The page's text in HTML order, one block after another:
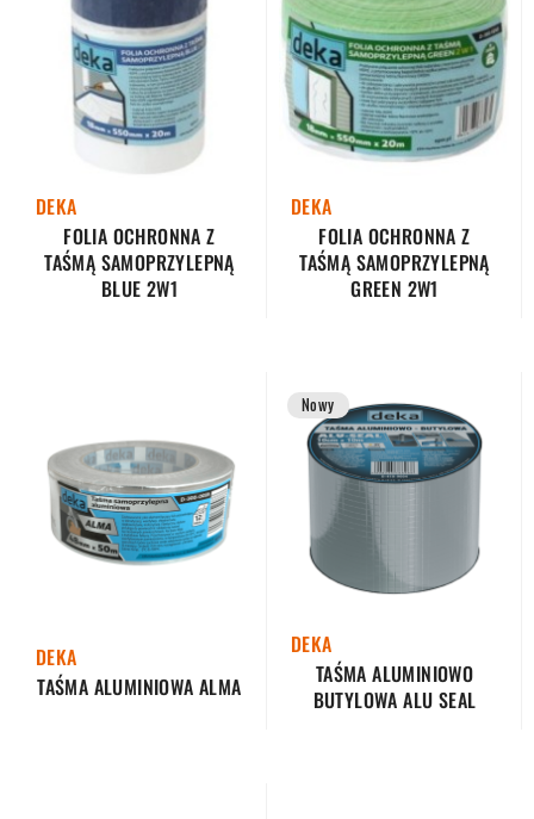
DEKA
FOLIA OCHRONNA Z
TAŚMĄ SAMOPRZYLEPNĄ
BLUE 2W1
DEKA
FOLIA OCHRONNA Z
TAŚMĄ SAMOPRZYLEPNĄ
GREEN 2W1
DEKA
TAŚMA ALUMINIOWA ALMA
Nowy
DEKA
TAŚMA ALUMINIOWO
BUTYLOWA ALU SEAL